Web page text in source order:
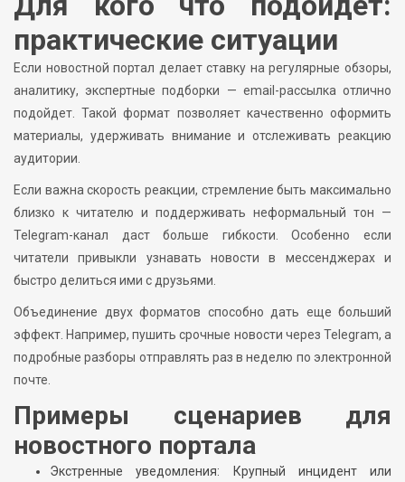
практические ситуации
Если новостной портал делает ставку на регулярные обзоры,
аналитику, экспертные подборки — email-рассылка отлично
подойдет. Такой формат позволяет качественно оформить
материалы, удерживать внимание и отслеживать реакцию
аудитории.
Если важна скорость реакции, стремление быть максимально
близко к читателю и поддерживать неформальный тон —
Telegram-канал даст больше гибкости. Особенно если
читатели привыкли узнавать новости в мессенджерах и
быстро делиться ими с друзьями.
Объединение двух форматов способно дать еще больший
эффект. Например, пушить срочные новости через Telegram, а
подробные разборы отправлять раз в неделю по электронной
почте.
Примеры сценариев для
новостного портала
Экстренные уведомления: Крупный инцидент или